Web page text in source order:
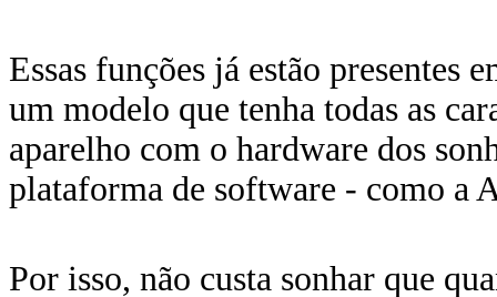
Essas funções já estão presentes
um modelo que tenha todas as
aparelho com o hardware dos
plataforma de software - como a
Por isso, não custa sonhar que